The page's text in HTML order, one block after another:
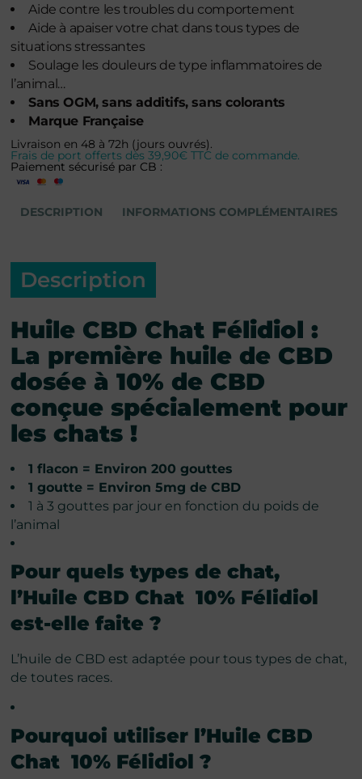
DESCRIPTION INFORMATIONS COMPLÉMENTAIRES
Description
Huile CBD Chat Félidiol :
La première huile de CBD
dosée à 10% de CBD
conçue spécialement pour
les chats !
1 flacon = Environ 200 gouttes
1 goutte = Environ 5mg de CBD
1 à 3 gouttes par jour en fonction du poids de
l’animal
Pour quels types de chat,
l’Huile CBD Chat 10% Félidiol
est-elle faite ?
L’huile de CBD est adaptée pour tous types de chat,
de toutes races.
Pourquoi utiliser l’Huile CBD
Chat 10% Félidiol?
Aide contre les troubles du comportement
Aide à apaiser votre chat dans tous types de
situations stressantes
Soulage les douleurs de type inflammatoires de
l’animal…
Sans OGM, sans additifs, sans colorants
Marque Française
Livraison en 48 à 72h (jours ouvrés).
Frais de port offerts dès 39,90€ TTC de commande.
Paiement sécurisé par CB :